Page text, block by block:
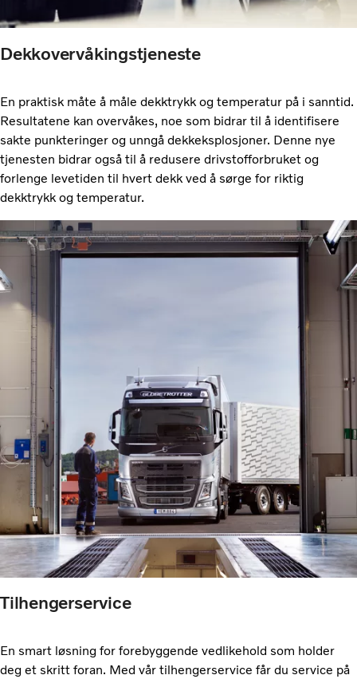
Dekkovervåkingstjeneste
En praktisk måte å måle dekktrykk og temperatur på i sanntid.
Resultatene kan overvåkes, noe som bidrar til å identifisere
sakte punkteringer og unngå dekkeksplosjoner. Denne nye
tjenesten bidrar også til å redusere drivstofforbruket og
forlenge levetiden til hvert dekk ved å sørge for riktig
dekktrykk og temperatur.
Tilhengerservice
En smart løsning for forebyggende vedlikehold som holder
deg et skritt foran. Med vår tilhengerservice får du service på